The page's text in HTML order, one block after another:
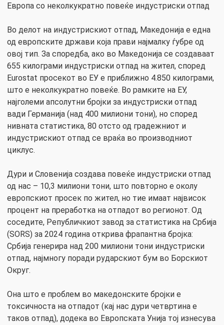
Европа со неколкукратно повеќе индустриски отпад
Во делот на индустрискиот отпад, Македонија е една
од европските држави која прави најмалку ѓубре од
овој тип. За споредба, ако во Македонија се создаваат
655 килограми индустриски отпад на жител, според
Eurostat просекот во ЕУ е приближно 4.850 килограми,
што е неколкукратно повеќе. Во рамките на ЕУ,
најголеми апсолутни бројки за индустриски отпад
вади Германија (над 400 милиони тони), но според
нивната статистика, 80 отсто од градежниот и
индустрискиот отпад се враќа во производниот
циклус.
Дури и Словенија создава повеќе индустриски отпад
од нас – 10,3 милиони тони, што повторно е околу
европскиот просек по жител, но тие имаат највисок
процент на преработка на отпадот во регионот. Од
соседите, Републичкиот завод за статистика на Србија
(SORS) за 2024 година открива фрапантна бројка:
Србија генерира над 200 милиони тони индустриски
отпад, најмногу поради рударскиот бум во Борскиот
Округ.
Она што е проблем во македонските бројки е
токсичноста на отпадот (кај нас дури четвртина е
таков отпад), додека во Европската Унија тој изнесува